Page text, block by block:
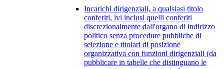
Incarichi dirigenziali, a qualsiasi titolo
conferiti, ivi inclusi quelli conferiti
discrezionalmente dall'organo di indirizzo
politico senza procedure pubbliche di
selezione e titolari di posizione
organizzativa con funzioni dirigenziali (da
pubblicare in tabelle che distinguano le